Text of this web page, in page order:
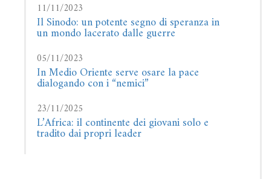
11/11/2023
Il Sinodo: un potente segno di speranza in
un mondo lacerato dalle guerre
05/11/2023
In Medio Oriente serve osare la pace
dialogando con i “nemici”
23/11/2025
L’Africa: il continente dei giovani solo e
tradito dai propri leader